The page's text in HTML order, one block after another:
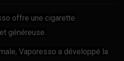
offre une cigarette
généreuse.
Vaporesso a développé la